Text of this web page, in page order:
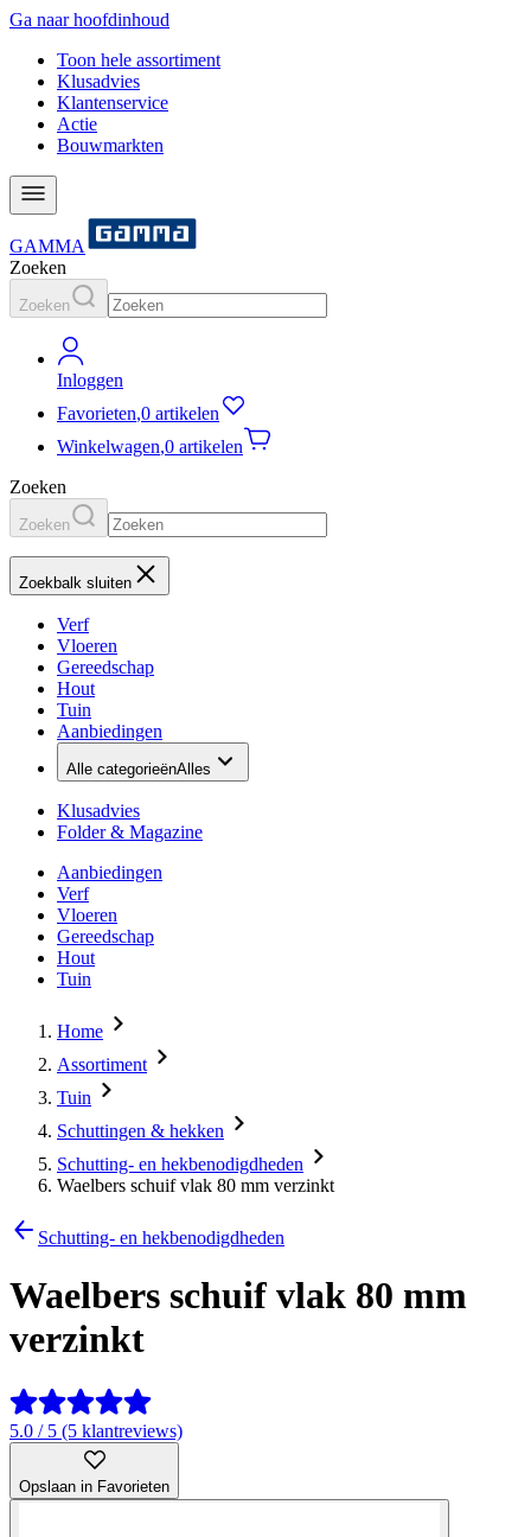
Ga naar hoofdinhoud
Toon hele assortiment
Klusadvies
Klantenservice
Actie
Bouwmarkten
GAMMA
Zoeken
Zoeken
Inloggen
Favorieten,0 artikelen
Winkelwagen,0 artikelen
Zoeken
Zoeken
Zoekbalk sluiten
Verf
Vloeren
Gereedschap
Hout
Tuin
Aanbiedingen
Alle categorieënAlles
Klusadvies
Folder & Magazine
Aanbiedingen
Verf
Vloeren
Gereedschap
Hout
Tuin
Home
Assortiment
Tuin
Schuttingen & hekken
Schutting- en hekbenodigdheden
Waelbers schuif vlak 80 mm verzinkt
Schutting- en hekbenodigdheden
Waelbers schuif vlak 80 mm
verzinkt
5.0 / 5 (5 klantreviews)
Opslaan in Favorieten